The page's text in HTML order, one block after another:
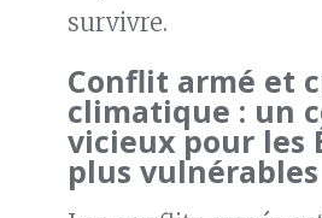
survivre.
Conflit armé et
climatique : un
vicieux pour les
plus vulnérables